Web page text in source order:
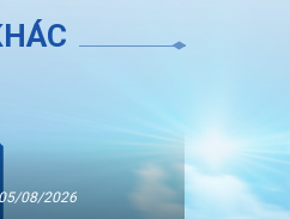
05/08/2026